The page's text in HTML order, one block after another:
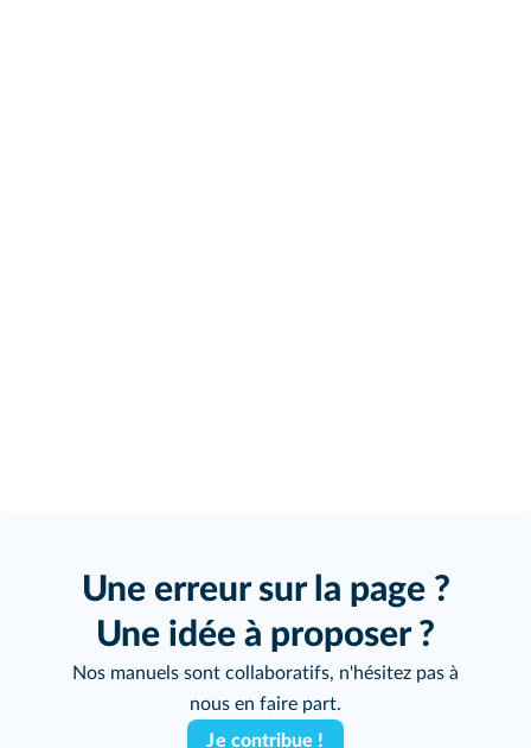
Une erreur sur la page ?
Une idée à proposer ?
Nos manuels sont collaboratifs, n'hésitez pas à
nous en faire part.
Je contribue !